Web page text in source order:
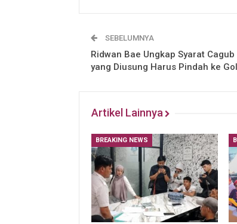
SEBELUMNYA
Ridwan Bae Ungkap Syarat Cagub
yang Diusung Harus Pindah ke
Artikel Lainnya
BREAKING NEWS